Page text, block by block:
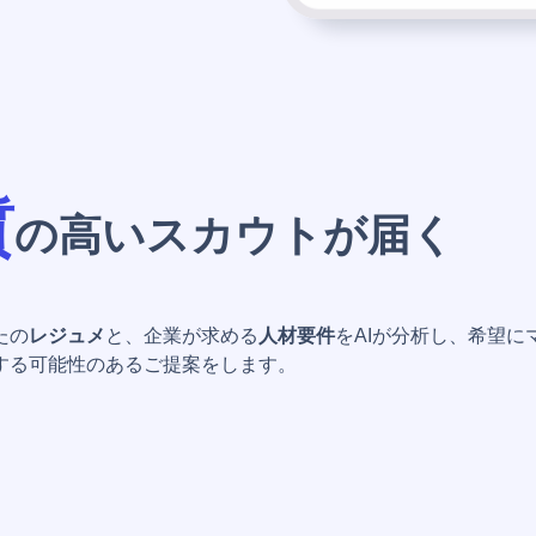
の高いスカウトが届く
のレジュメ と、企業が求める 人材要件をAIが分析し、希望に
る可能性のあるご提案をします。